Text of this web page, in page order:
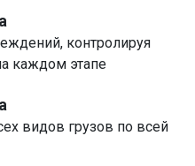
контролируя
каждом этапе
видов грузов по всей